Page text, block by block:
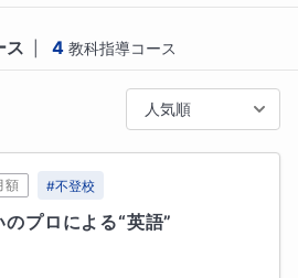
の好きなことを話して1枚のシ
ンドマップを用いた自己分析
前の段階である「自信を取り戻
について考えること」を大切
お子さまがやる気を出してくれ
を行います。宿題についても、
たうえでお出しします。
ス 4 教科指導コース
人気順
額 #不登校
プロによる“英語”